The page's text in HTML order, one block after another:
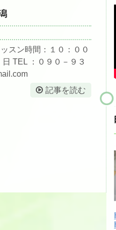
スン時間：１０：００
TEL ：０９０－９３
記事を読む